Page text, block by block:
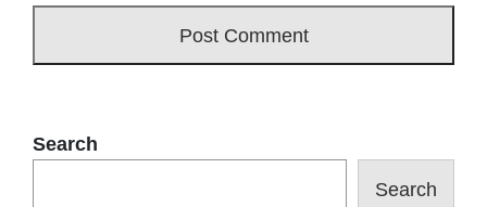
Search
Search